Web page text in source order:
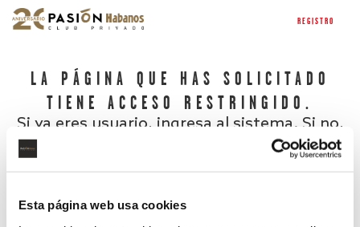
Esta página web usa cookies
REGISTRO
LA PÁGINA QUE HAS SOLICITADO
TIENE ACCESO RESTRINGIDO.
Si ya eres usuario, ingresa al sistema. Si no,